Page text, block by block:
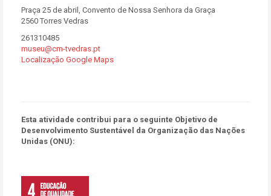
Praça 25 de abril, Convento de Nossa Senhora da Graça
2560 Torres Vedras
261310485
museu@cm-tvedras.pt
Localização Google Maps
Esta atividade contribui para o seguinte Objetivo de
Desenvolvimento Sustentável da Organização das Nações
Unidas (ONU):